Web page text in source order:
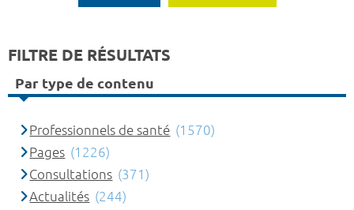
FILTRE DE RÉSULTATS
Par type de contenu
Professionnels de santé (1570)
Pages (1226)
Consultations (371)
Actualités (244)